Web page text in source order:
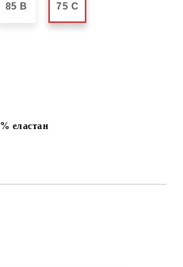
85 B 75 C
еластан